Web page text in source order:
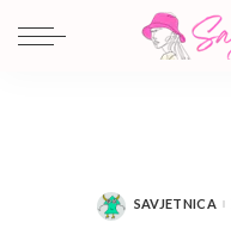
POSTED
SAVJETNICA